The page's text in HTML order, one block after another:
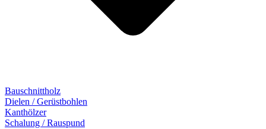
Bauschnittholz
Dielen / Gerüstbohlen
Kanthölzer
Schalung / Rauspund